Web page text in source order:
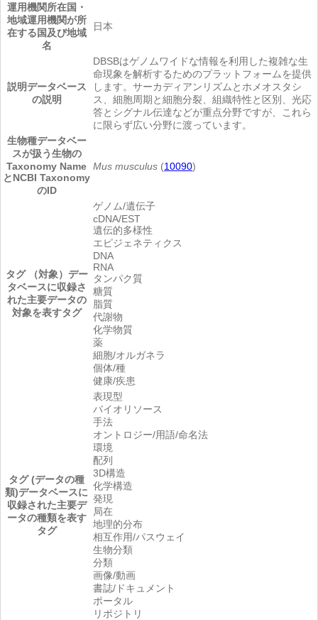
運用機関所在国・
地域運用機関が所
在する国及び地域
名
日本
説明データベース
の説明
DBSBはゲノムワイドな情報を利用した複雑な生
命現象を解析するためのプラットフォームを提供
します。サーカディアンリズムとホメオスタシ
ス、細胞周期と細胞分裂、組織特性と区別、光応
答とシグナル伝達などが重点分野ですが、これら
に限らず広い分野に渡っています。
生物種データベー
スが扱う生物の
Taxonomy Name
とNCBI Taxonomy
のID
Mus musculus (10090)
タグ （対象） デー
タベースに収録さ
れた主要データの
対象を表すタグ
ゲノム/遺伝子
cDNA/EST
遺伝的多様性
エピジェネティクス
DNA
RNA
タンパク質
糖質
脂質
代謝物
化学物質
薬
細胞/オルガネラ
個体/種
健康/疾患
タグ (データの種
類)データベースに
収録された主要デ
ータの種類を表す
タグ
表現型
バイオリソース
手法
オントロジー/用語/命名法
環境
配列
3D構造
化学構造
発現
局在
地理的分布
相互作用/パスウェイ
生物分類
分類
画像/動画
書誌/ドキュメント
ポータル
リポジトリ